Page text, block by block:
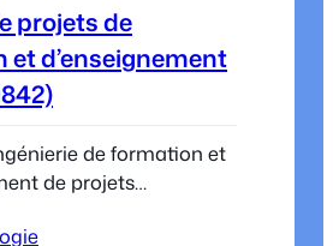
projets de
d’enseignement
de formation et
de projets
pour répondre aux
des